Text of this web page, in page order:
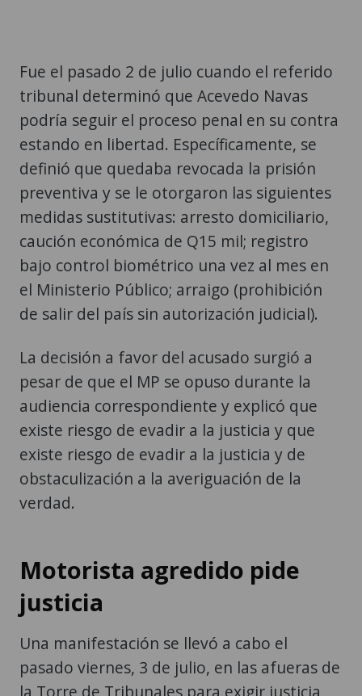
Fue el pasado 2 de julio cuando el referido
tribunal determinó que Acevedo Navas
podría seguir el proceso penal en su contra
estando en libertad. Específicamente, se
definió que quedaba revocada la prisión
preventiva y se le otorgaron las siguientes
medidas sustitutivas: arresto domiciliario,
caución económica de Q15 mil; registro
bajo control biométrico una vez al mes en
el Ministerio Público; arraigo (prohibición
de salir del país sin autorización judicial).
La decisión a favor del acusado surgió a
pesar de que el MP se opuso durante la
audiencia correspondiente y explicó que
existe riesgo de evadir a la justicia y que
existe riesgo de evadir a la justicia y de
obstaculización a la averiguación de la
verdad.
Motorista agredido pide
justicia
Una manifestación se llevó a cabo el
pasado viernes, 3 de julio, en las afueras de
la Torre de Tribunales para exigir justicia